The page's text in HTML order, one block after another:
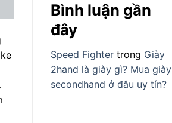
Bình luận gần
đây
Speed Fightertrong Giày
2hand là giày gì? Mua giày
secondhand ở đâu uy tín?